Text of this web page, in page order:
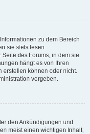
zu dem Bereich
sie stets lesen.
des Forums, in dem sie
hängt es von Ihren
erstellen können oder nicht.
vergeben.
den Ankündigungen und
meist einen wichtigen Inhalt,